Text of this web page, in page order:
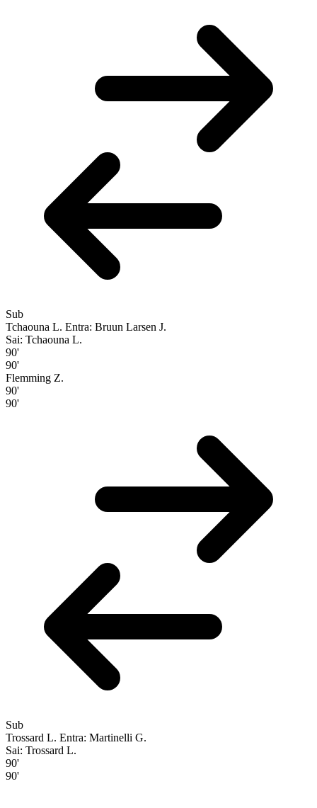
Sub
Tchaouna L. Entra: Bruun Larsen J.
Sai: Tchaouna L.
90'
90'
Flemming Z.
90'
90'
Sub
Trossard L. Entra: Martinelli G.
Sai: Trossard L.
90'
90'